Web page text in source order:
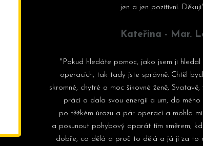
jen a jen pozitivní. Děkuji"
Kateřina - Mar.
"Pokud hledáte pomoc, jako jsem ji
operacích, tak tady jste správně. Chtěl
skromné, chytré a moc šikovné ženě,
práci a dala svou energii a um, do
po těžkém úrazu a pár operací a mohla
a posunout pohybový aparát tím směrem,
dobře, co dělá a proč to dělá a já jí za to